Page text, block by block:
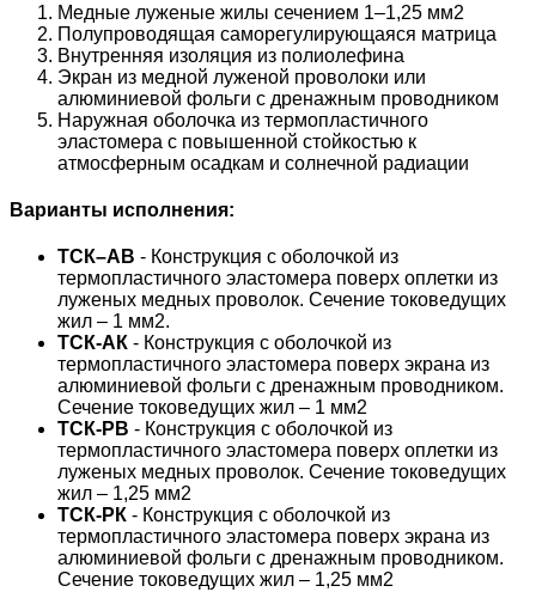
Медные луженые жилы сечением 1–1,25 мм2
Полупроводящая саморегулирующаяся матрица
Внутренняя изоляция из полиолефина
Экран из медной луженой проволоки или
алюминиевой фольги с дренажным проводником
Наружная оболочка из термопластичного
эластомера с повышенной стойкостью к
атмосферным осадкам и солнечной радиации
Варианты исполнения:
TСК–АB - Конструкция с оболочкой из
термопластичного эластомера поверх оплетки из
луженых медных проволок. Сечение токоведущих
жил – 1 мм2.
ТСК-АК - Конструкция с оболочкой из
термопластичного эластомера поверх экрана из
алюминиевой фольги с дренажным проводником.
Сечение токоведущих жил – 1 мм2
ТСК-РВ - Конструкция с оболочкой из
термопластичного эластомера поверх оплетки из
луженых медных проволок. Сечение токоведущих
жил – 1,25 мм2
ТСК-РК - Конструкция с оболочкой из
термопластичного эластомера поверх экрана из
алюминиевой фольги с дренажным проводником.
Сечение токоведущих жил – 1,25 мм2